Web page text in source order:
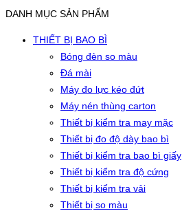
DANH MỤC SẢN PHẨM
THIẾT BỊ BAO BÌ
Bóng đèn so màu
Đá mài
Máy đo lực kéo đứt
Máy nén thùng carton
Thiết bị kiểm tra may mặc
Thiết bị đo độ dày bao bì
Thiết bị kiểm tra bao bì giấy
Thiết bị kiểm tra độ cứng
Thiết bị kiểm tra vải
Thiết bị so màu